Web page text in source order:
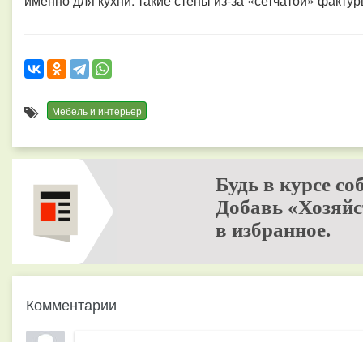
Мебель и интерьер
Будь в курсе
Добавь
в избранное.
Комментарии